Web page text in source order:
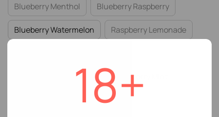
18+
Blueberry Menthol Blueberry Raspberry
Blueberry Watermelon Raspberry Lemonade
Strawberry Dragonfruit Cranberry Mint
Blackcurrant Grape